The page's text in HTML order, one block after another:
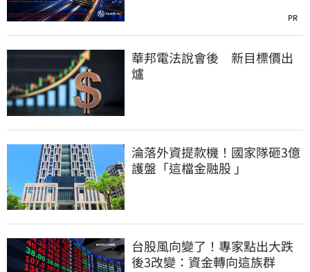
PR
華邦電法說會後 新目標價出
爐
淪落外資提款機！國家隊砸3億
護盤「這檔金融股 」
台股風向變了！專家點出大跌
後3改變：資金轉向這族群